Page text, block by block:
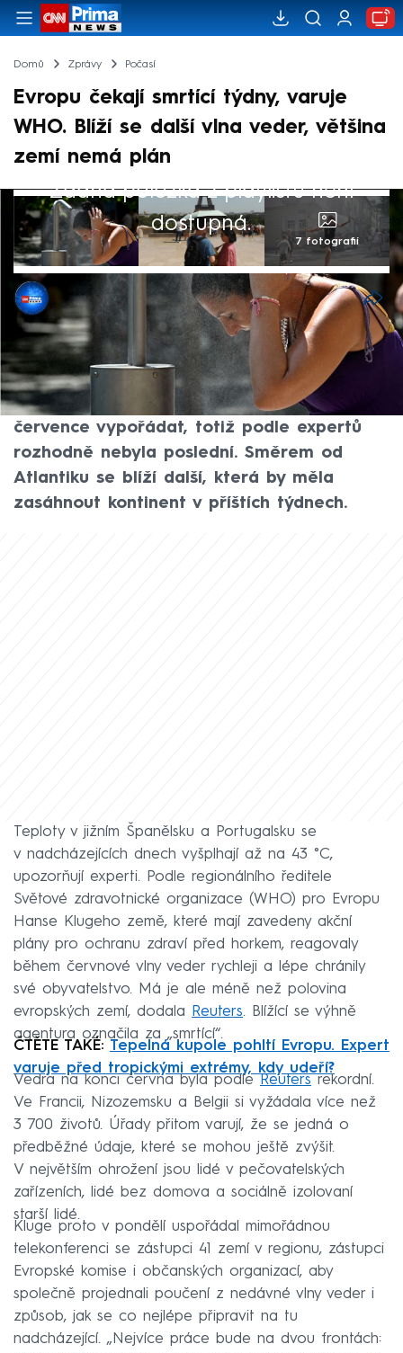
Domů Zprávy Počasí
Evropu čekají smrtící týdny, varuje
WHO. Blíží se další vlna veder, většina
zemí nemá plán
Žádná položka z playlistu není
dostupná.
7 fotografií
CNN Prima NEWS
8. čvc 2026, 05:43
Evropu čekají další smrtící týdny, píše
agentura Reuters. Vlna veder, s níž se
musela Evropa na přelomu června a
července vypořádat, totiž podle expertů
rozhodně nebyla poslední. Směrem od
Atlantiku se blíží další, která by měla
zasáhnout kontinent v příštích týdnech.
Teploty v jižním Španělsku a Portugalsku se
v nadcházejících dnech vyšplhají až na 43 °C,
upozorňují experti. Podle regionálního ředitele
Světové zdravotnické organizace (WHO) pro Evropu
Hanse Klugeho země, které mají zavedeny akční
plány pro ochranu zdraví před horkem, reagovaly
během červnové vlny veder rychleji a lépe chránily
své obyvatelstvo. Má je ale méně než polovina
evropských zemí, dodala
Reuters. Blížící se výhně
agentura označila za „smrtící“.
ČTĚTE TAKÉ: Tepelná kupole pohltí Evropu. Expert
varuje před tropickými extrémy, kdy udeří?
Vedra na konci června byla podle Reuters rekordní.
Ve Francii, Nizozemsku a Belgii si vyžádala více než
3 700 životů. Úřady přitom varují, že se jedná o
předběžné údaje, které se mohou ještě zvýšit.
V největším ohrožení jsou lidé v pečovatelských
zařízeních, lidé bez domova a sociálně izolovaní
starší lidé.
Kluge proto v pondělí uspořádal mimořádnou
telekonferenci se zástupci 41 zemí v regionu, zástupci
Evropské komise i občanských organizací, aby
společně projednali poučení z nedávné vlny veder i
způsob, jak se co nejlépe připravit na tu
nadcházející. „Nejvíce práce bude na dvou frontách: